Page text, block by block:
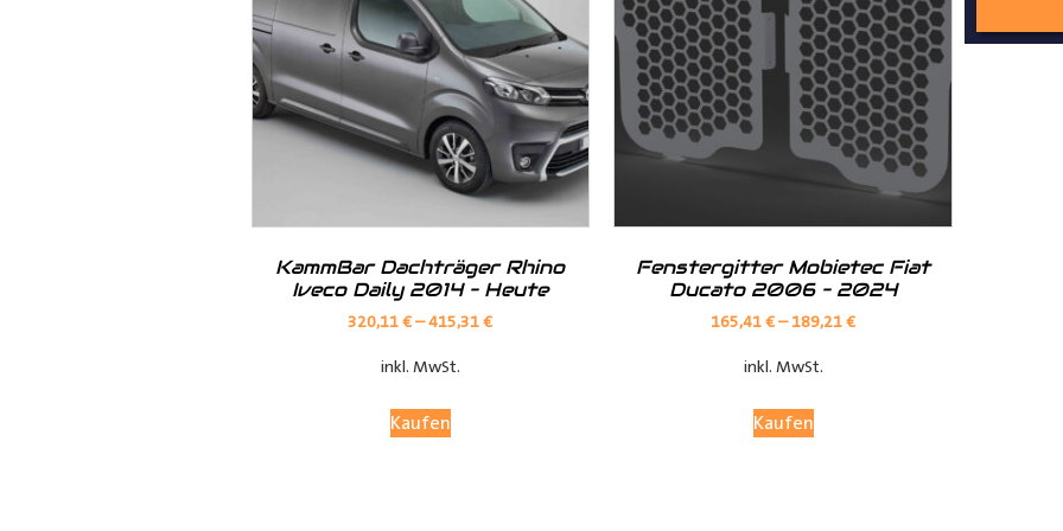
Hilfreiche Montageanleitungen und Tipps finden Sie auch auf unseremYouTube Kanal
Ihr Team vonDer Ausbauer
KammBar Dachträger Rhino
Iveco Daily 2014 – Heute
320,11€–415,31€
inkl. MwSt.
Kaufen
Fenstergitter Mobietec Fiat
Ducato 2006 – 2024
165,41€–189,21€
inkl. MwSt.
Kaufen